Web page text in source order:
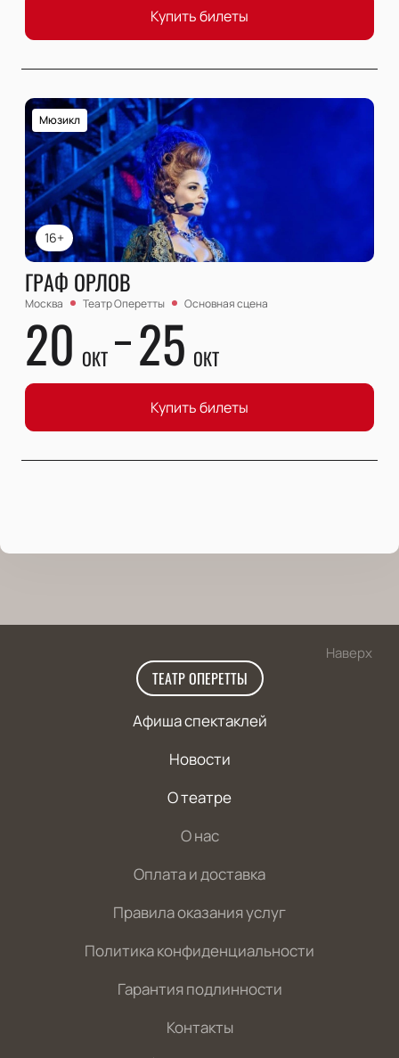
Купить билеты
16+
Мюзикл
ГРАФ ОРЛОВ
Москва Театр Оперетты Основная сцена
20 ОКТ 25 ОКТ
Купить билеты
Наверх
ТЕАТР ОПЕРЕТТЫ
Афиша спектаклей
Новости
О театре
О нас
Оплата и доставка
Правила оказания услуг
Политика конфиденциальности
Гарантия подлинности
Контакты